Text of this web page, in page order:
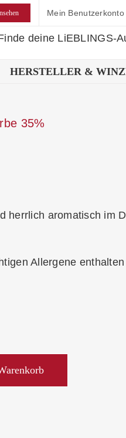
Mein Benutzerkonto
deine LiEBLINGS-
HERSTELLER &
35%
herrlich aromatisch im
Allergene enthalten